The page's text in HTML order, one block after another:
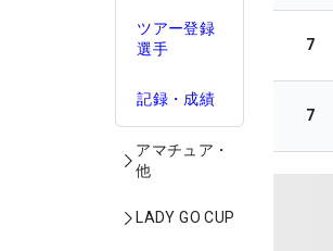
ツアー登録
選手
記録・成績
アマチュア・
他
LADY GO CUP
7
7